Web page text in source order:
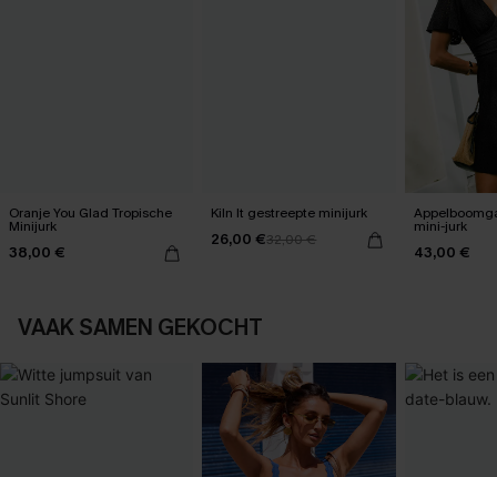
Oranje You Glad Tropische
Minijurk
38,00 €
Kiln It gestreepte minijurk
26,00 €32,00 €
mini-jurk
43,00 €
VAAK SAMEN GEKOCHT